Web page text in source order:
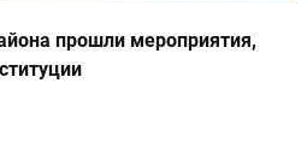
прошли мероприятия,